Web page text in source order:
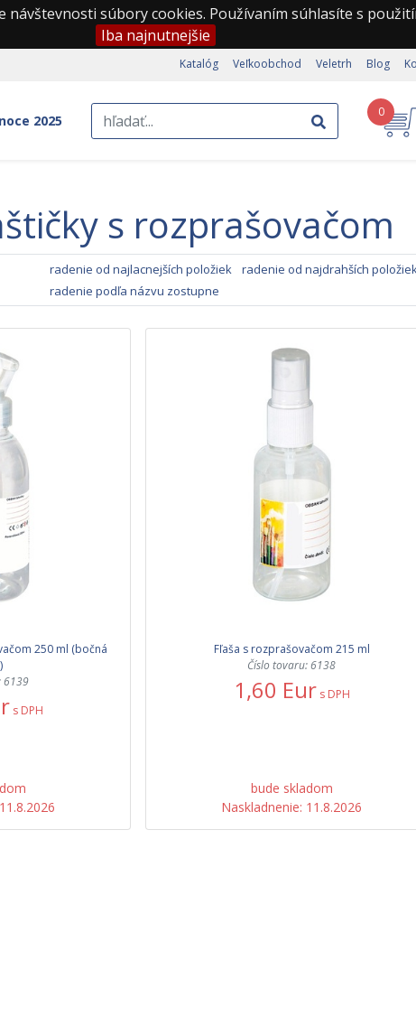
súbory cookies. Používaním súhlasíte s
Iba najnutnejšie
Katalóg Veľkoobchod Veletrh Blog
2025
0
s rozprašovačom
radenie od najlacnejších položiek radenie od najdrahších
radenie podľa názvu zostupne
250 ml (bočná
6139
s DPH
Fľaša s rozprašovačom 215 ml
Číslo tovaru: 6138
1,60 Eur s DPH
bude skladom
Naskladnenie: 11.8.2026